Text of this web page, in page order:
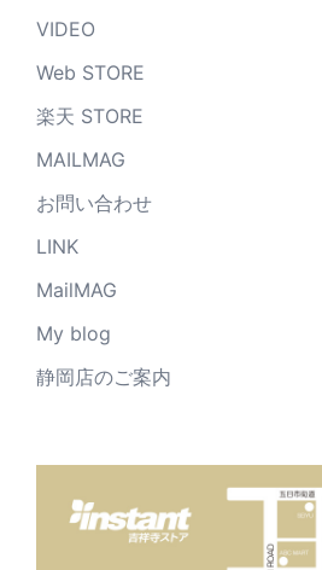
VIDEO
Web STORE
楽天 STORE
MAILMAG
お問い合わせ
LINK
MailMAG
My blog
静岡店のご案内